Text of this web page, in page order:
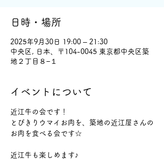
日時・場所
2025年9月30日 19:00 – 21:30
中央区, 日本、〒104-0045 東京都中央区築
地２丁目８−１
イベントについて
近江牛の会です！
とびきりウマイお肉を、築地の近江屋さんの
お肉を食べる会です☆
近江牛も楽しめます♪